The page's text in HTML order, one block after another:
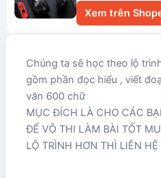
Xem trên
Chúng ta sẽ học theo lộ
gồm phần đọc hiểu , viết
văn 600 chữ
MỤC ĐÍCH LÀ CHO CÁC
ĐỂ VÔ THI LÀM BÀI TỐT
LỘ TRÌNH HƠN THÌ LIÊN